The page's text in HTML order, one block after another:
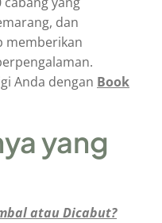
dan
memberikan
Anda dengan Book
yang
atau Dicabut?